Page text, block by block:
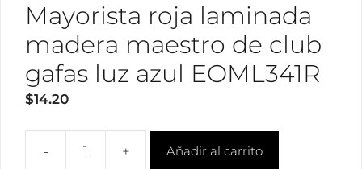
Mayorista roja laminada
madera maestro de club
gafas luz azul EOML341R
$14.20
Mayorista
Añadir al carrito